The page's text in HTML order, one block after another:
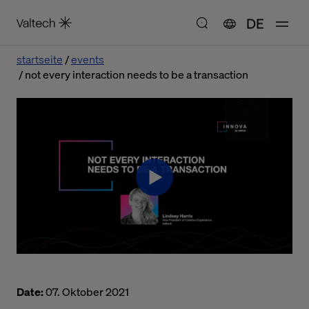
DE
startseite
events
not every interaction needs to be a transaction
Date:07. Oktober 2021